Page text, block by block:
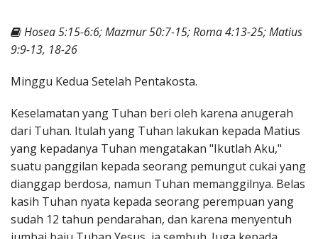
Materi
Hosea 5:15-6:6; Mazmur 50:7-15; Roma 4:13-25; Matius
9:9-13, 18-26
Minggu Kedua Setelah Pentakosta.
Keselamatan yang Tuhan beri oleh karena anugerah
dari Tuhan. Itulah yang Tuhan lakukan kepada Matius
yang kepadanya Tuhan mengatakan "Ikutlah Aku,"
suatu panggilan kepada seorang pemungut cukai yang
dianggap berdosa, namun Tuhan memanggilnya. Belas
kasih Tuhan nyata kepada seorang perempuan yang
sudah 12 tahun pendarahan, dan karena menyentuh